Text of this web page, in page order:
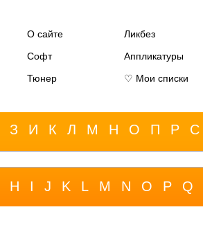
О сайте
Ликбез
Софт
Аппликатуры
Тюнер
♡ Мои списки
З И К Л М Н О П Р С
H I J K L M N O P Q